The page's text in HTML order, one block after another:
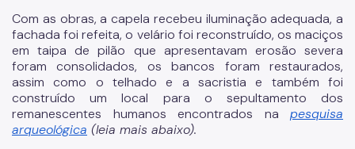
Fundação Theatro Municipal
Notícias da Cultura
Nossos Espaços
Arquivo Histórico
Bibliotecas
Com as obras, a capela recebeu iluminação adequada, a
fachada foi refeita, o velário foi reconstruído, os maciços
em taipa de pilão que apresentavam erosão severa
foram consolidados, os bancos foram restaurados,
assim como o telhado e a sacristia e também foi
construído um local para o sepultamento dos
remanescentes humanos encontrados na pesquisa
arqueológica (leia mais abaixo).